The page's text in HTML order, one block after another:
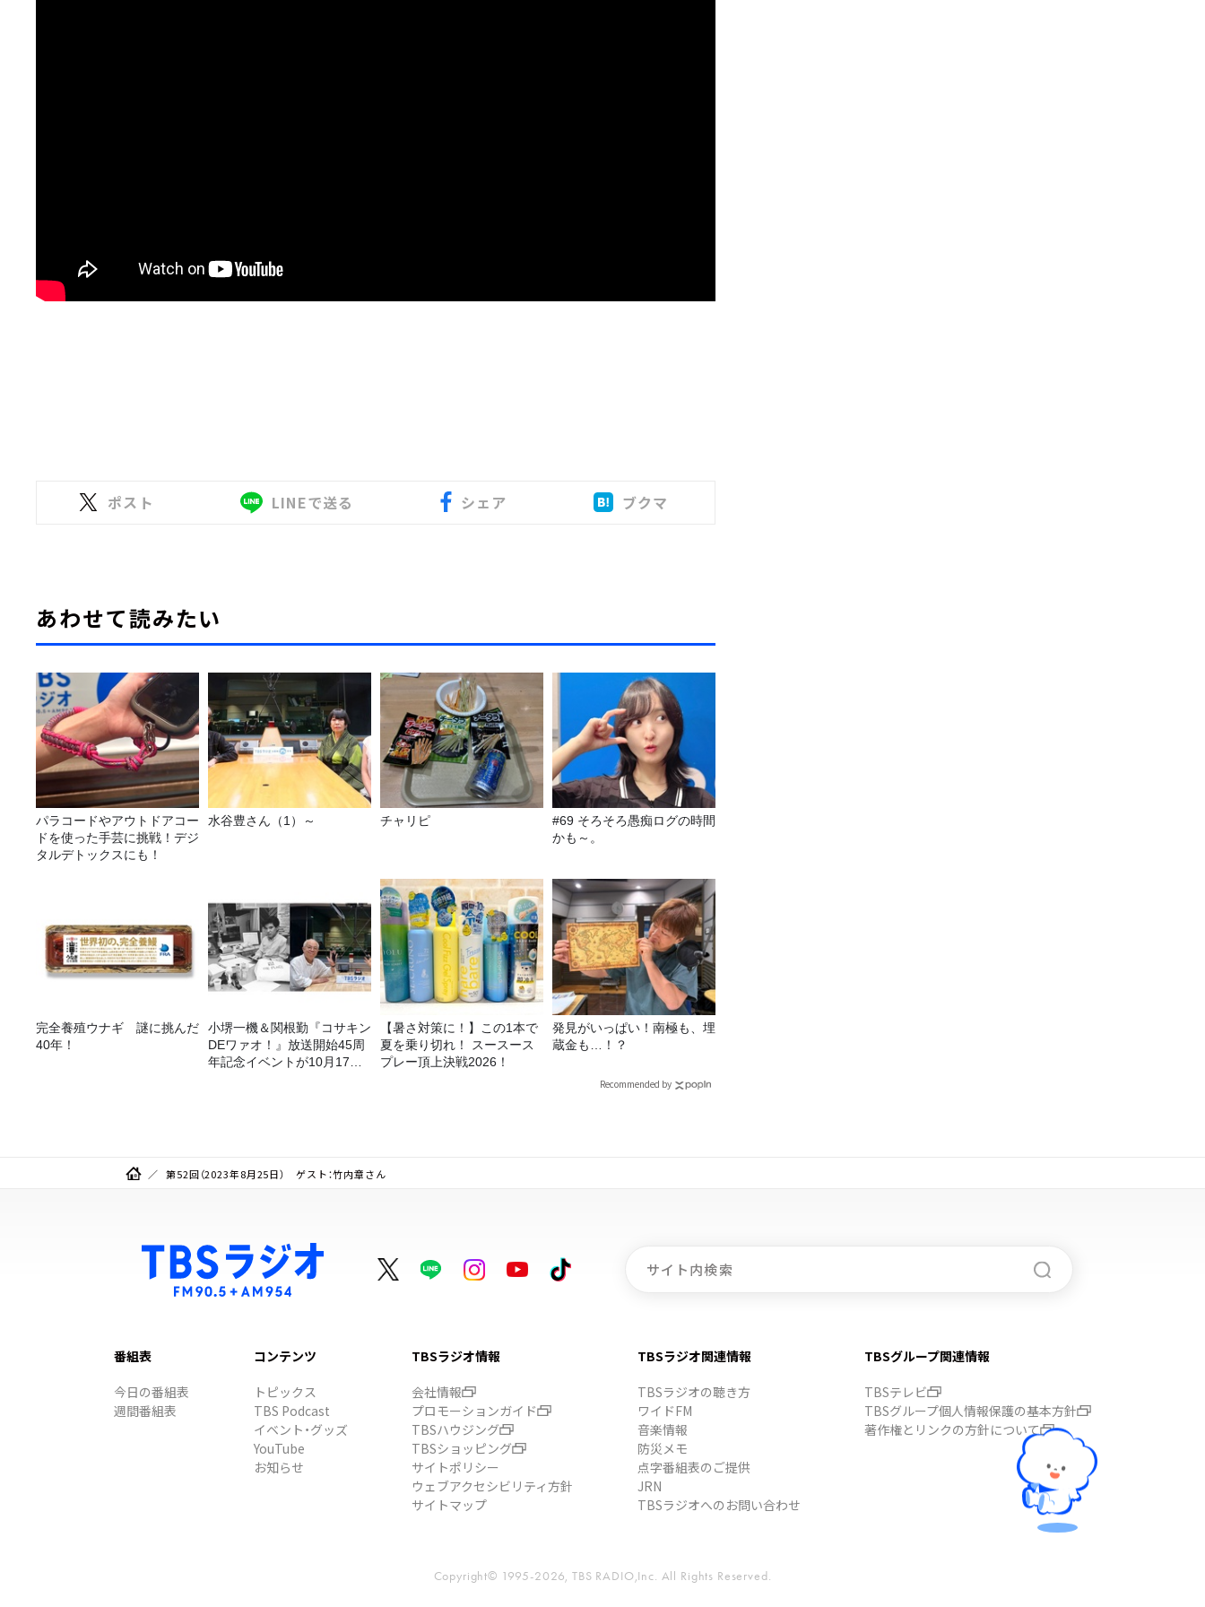
ポスト LINEで送る シェア ブクマ
あわせて読みたい
パラコードやアウトドアコー
ドを使った手芸に挑戦！デジ
タルデトックスにも！
水谷豊さん（1）～ チャリピ
#69 そろそろ愚痴ログの時間
かも～。
完全養殖ウナギ 謎に挑んだ
40年！
小堺一機＆関根勤『コサキン
DEワァオ！』放送開始45周
年記念イベントが10月17日
【暑さ対策に！】この1本で
夏を乗り切れ！ スースース
プレー頂上決戦2026！
発見がいっぱい！南極も、埋
蔵金も…！？
Recommended by
第52回（2023年8月25日） ゲスト：竹内章さん
番組表
今日の番組表
週間番組表
コンテンツ
トピックス
TBS Podcast
イベント・グッズ
YouTube
お知らせ
TBSラジオ情報
会社情報
プロモーションガイド
TBSハウジング
TBSショッピング
サイトポリシー
ウェブアクセシビリティ方針
サイトマップ
TBSラジオ関連情報
TBSラジオの聴き方
ワイドFM
音楽情報
防災メモ
点字番組表のご提供
JRN
TBSラジオへのお問い合わせ
TBSグループ関連情報
TBSテレビ
TBSグループ個人情報保護の基本方針
著作権とリンクの方針について
Copyright© 1995-2026, TBS RADIO,Inc. All Rights Reserved.